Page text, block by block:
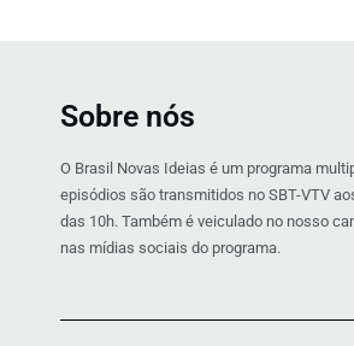
Sobre nós
O Brasil Novas Ideias é um programa
episódios são transmitidos no SBT-VTV
das 10h. Também é veiculado no nosso
nas mídias sociais do programa.